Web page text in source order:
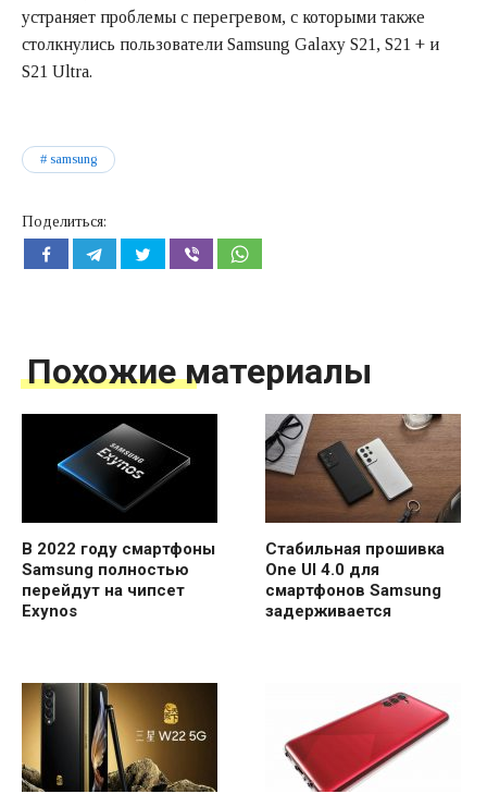
устраняет проблемы с перегревом, с которыми также
столкнулись пользователи Samsung Galaxy S21, S21 + и
S21 Ultra.
samsung
Поделиться:
Похожие материалы
В 2022 году смартфоны
Samsung полностью
перейдут на чипсет
Exynos
Стабильная прошивка
One UI 4.0 для
смартфонов Samsung
задерживается